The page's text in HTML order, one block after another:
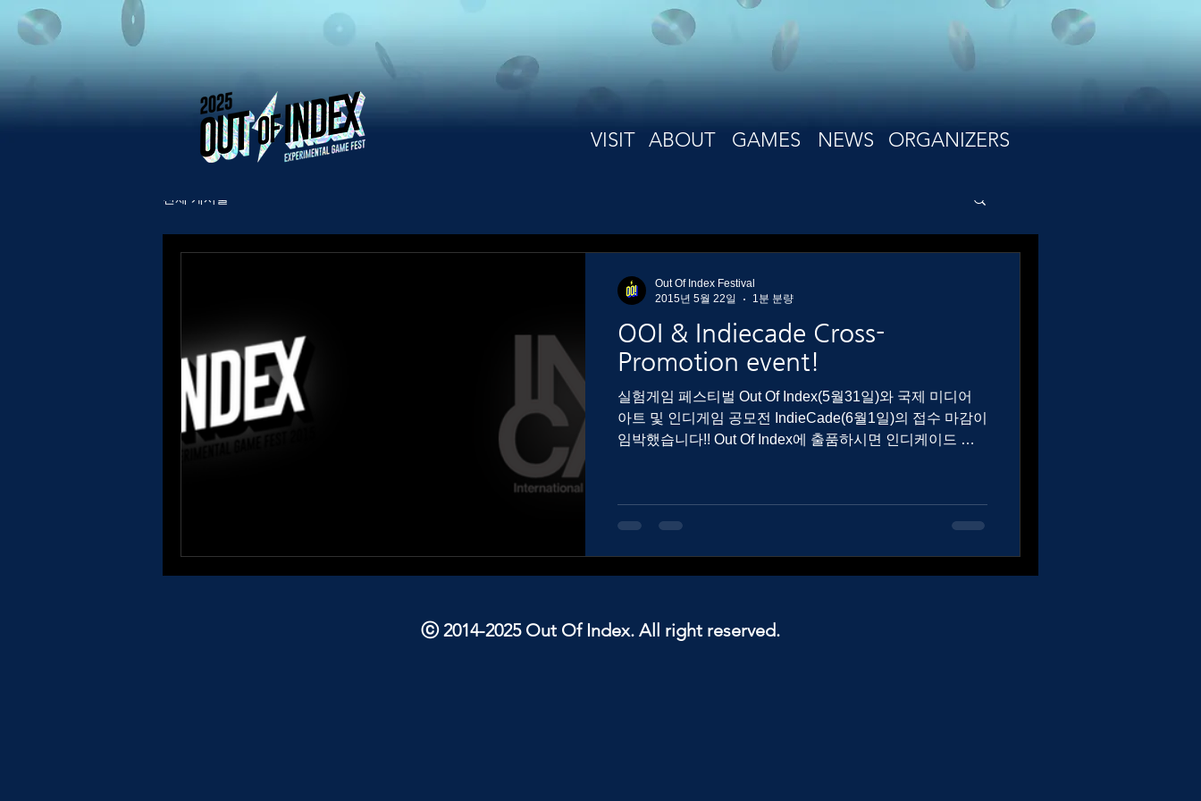
VISIT ABOUT GAMES NEWS ORGANIZERS
전체 게시물
OOI & Indiecade Cross-
Promotion event!
실험게임 페스티벌 Out Of Index(5월31일)와 국제 미디어
아트 및 인디게임 공모전 IndieCade(6월1일)의 접수 마감이
임박했습니다!! Out Of Index에 출품하시면 인디케이드 접
Out Of Index Festival
2015년 5월 22일
1분 분량
ⓒ 2014-2025 Out Of Index. All right reserved.